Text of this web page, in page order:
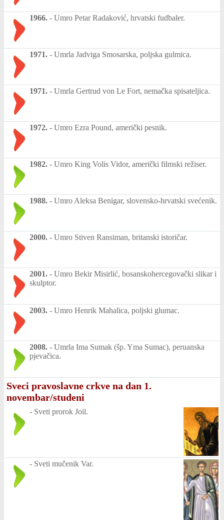
1966. - Umro Petar Radaković, hrvatski fudbaler.
1971. - Umrla Jadviga Smosarska, poljska gulmica.
1971. - Umrla Gertrud von Le Fort, nemačka spisateljica.
1972. - Umro Ezra Pound, američki pesnik.
1982. - Umro King Volis Vidor, američki filmski režiser.
1988. - Umro Aleksa Benigar, slovensko-hrvatski svećenik.
2000. - Umro Stiven Ransiman, britanski istoričar.
2001. - Umro Bekir Misirlić, bosanskohercegovački slikar i
skulptor.
2003. - Umro Henrik Mahalica, poljski glumac.
2008. - Umrla Ima Sumak (šp. Yma Sumac), peruanska
pjevačica.
Sveci pravoslavne crkve na dan 1.
novembar/studeni
- Sveti prorok Joil.
- Sveti mučenik Var.